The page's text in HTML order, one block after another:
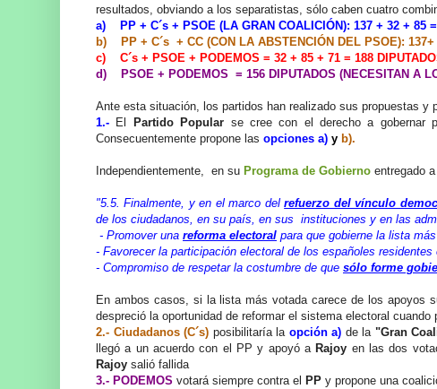
resultados, obviando a los separatistas, sólo caben cuatro
a) PP + C´s + PSOE (LA GRAN COALICIÓN): 137 + 32 + 85 =
b) PP + C´s + CC (CON LA ABSTENCIÓN DEL PSOE): 137+
c) C´s + PSOE + PODEMOS = 32 + 85 + 71 = 188
d) PSOE + PODEMOS = 156 DIPUTADOS (NECESITAN A
Ante esta situación, los partidos han realizado sus propuestas y
1.- El Partido Popular se cree con el derecho a gobernar
Consecuentemente propone las opciones a) y b).
Independientemente, en su Programa de Gobierno entregado
"5.5. Finalmente, y en el marco delrefuerzo del vínculo
de los ciudadanos, en su país, en sus instituciones y en las
- Promover una reforma electoral para que gobierne la lista
- Favorecer la participación electoral de los españoles residentes
- Compromiso de respetar la costumbre de que sólo forme
En ambos casos, si la lista más votada carece de los apoyos
despreció la oportunidad de reformar el sistema electoral
2.- Ciudadanos (C´s) posibilitaría la opción a) de la "Gran
llegó a un acuerdo con el PP y apoyó a Rajoy en las dos
Rajoy salió fallida
3.- PODEMOS votará siempre contra el PP y propone una